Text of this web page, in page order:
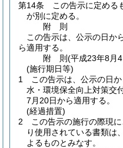
第14条
この告示に定める
が別に定める。
附 則
この告示は、公示の日か
ら適用する。
附 則(平成23年8月
(施行期日等)
1
この告示は、公示の日
水・環境保全向上対策交
7月20日から適用する。
(経過措置)
2
この告示の施行の際現
り使用されている書類は
よるものとみなす。